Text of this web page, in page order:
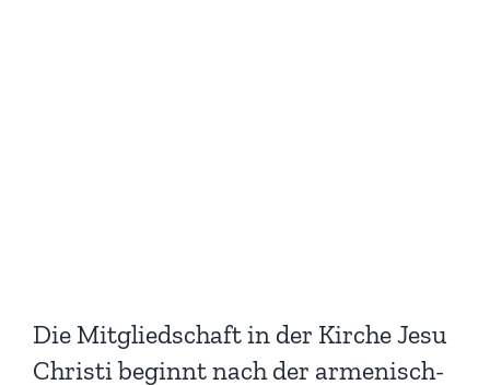
Die Mitgliedschaft in der Kirche Jesu
Christi beginnt nach der armenisch-